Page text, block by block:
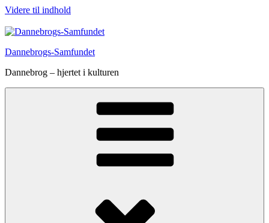
Videre til indhold
Dannebrogs-Samfundet
Dannebrog – hjertet i kulturen